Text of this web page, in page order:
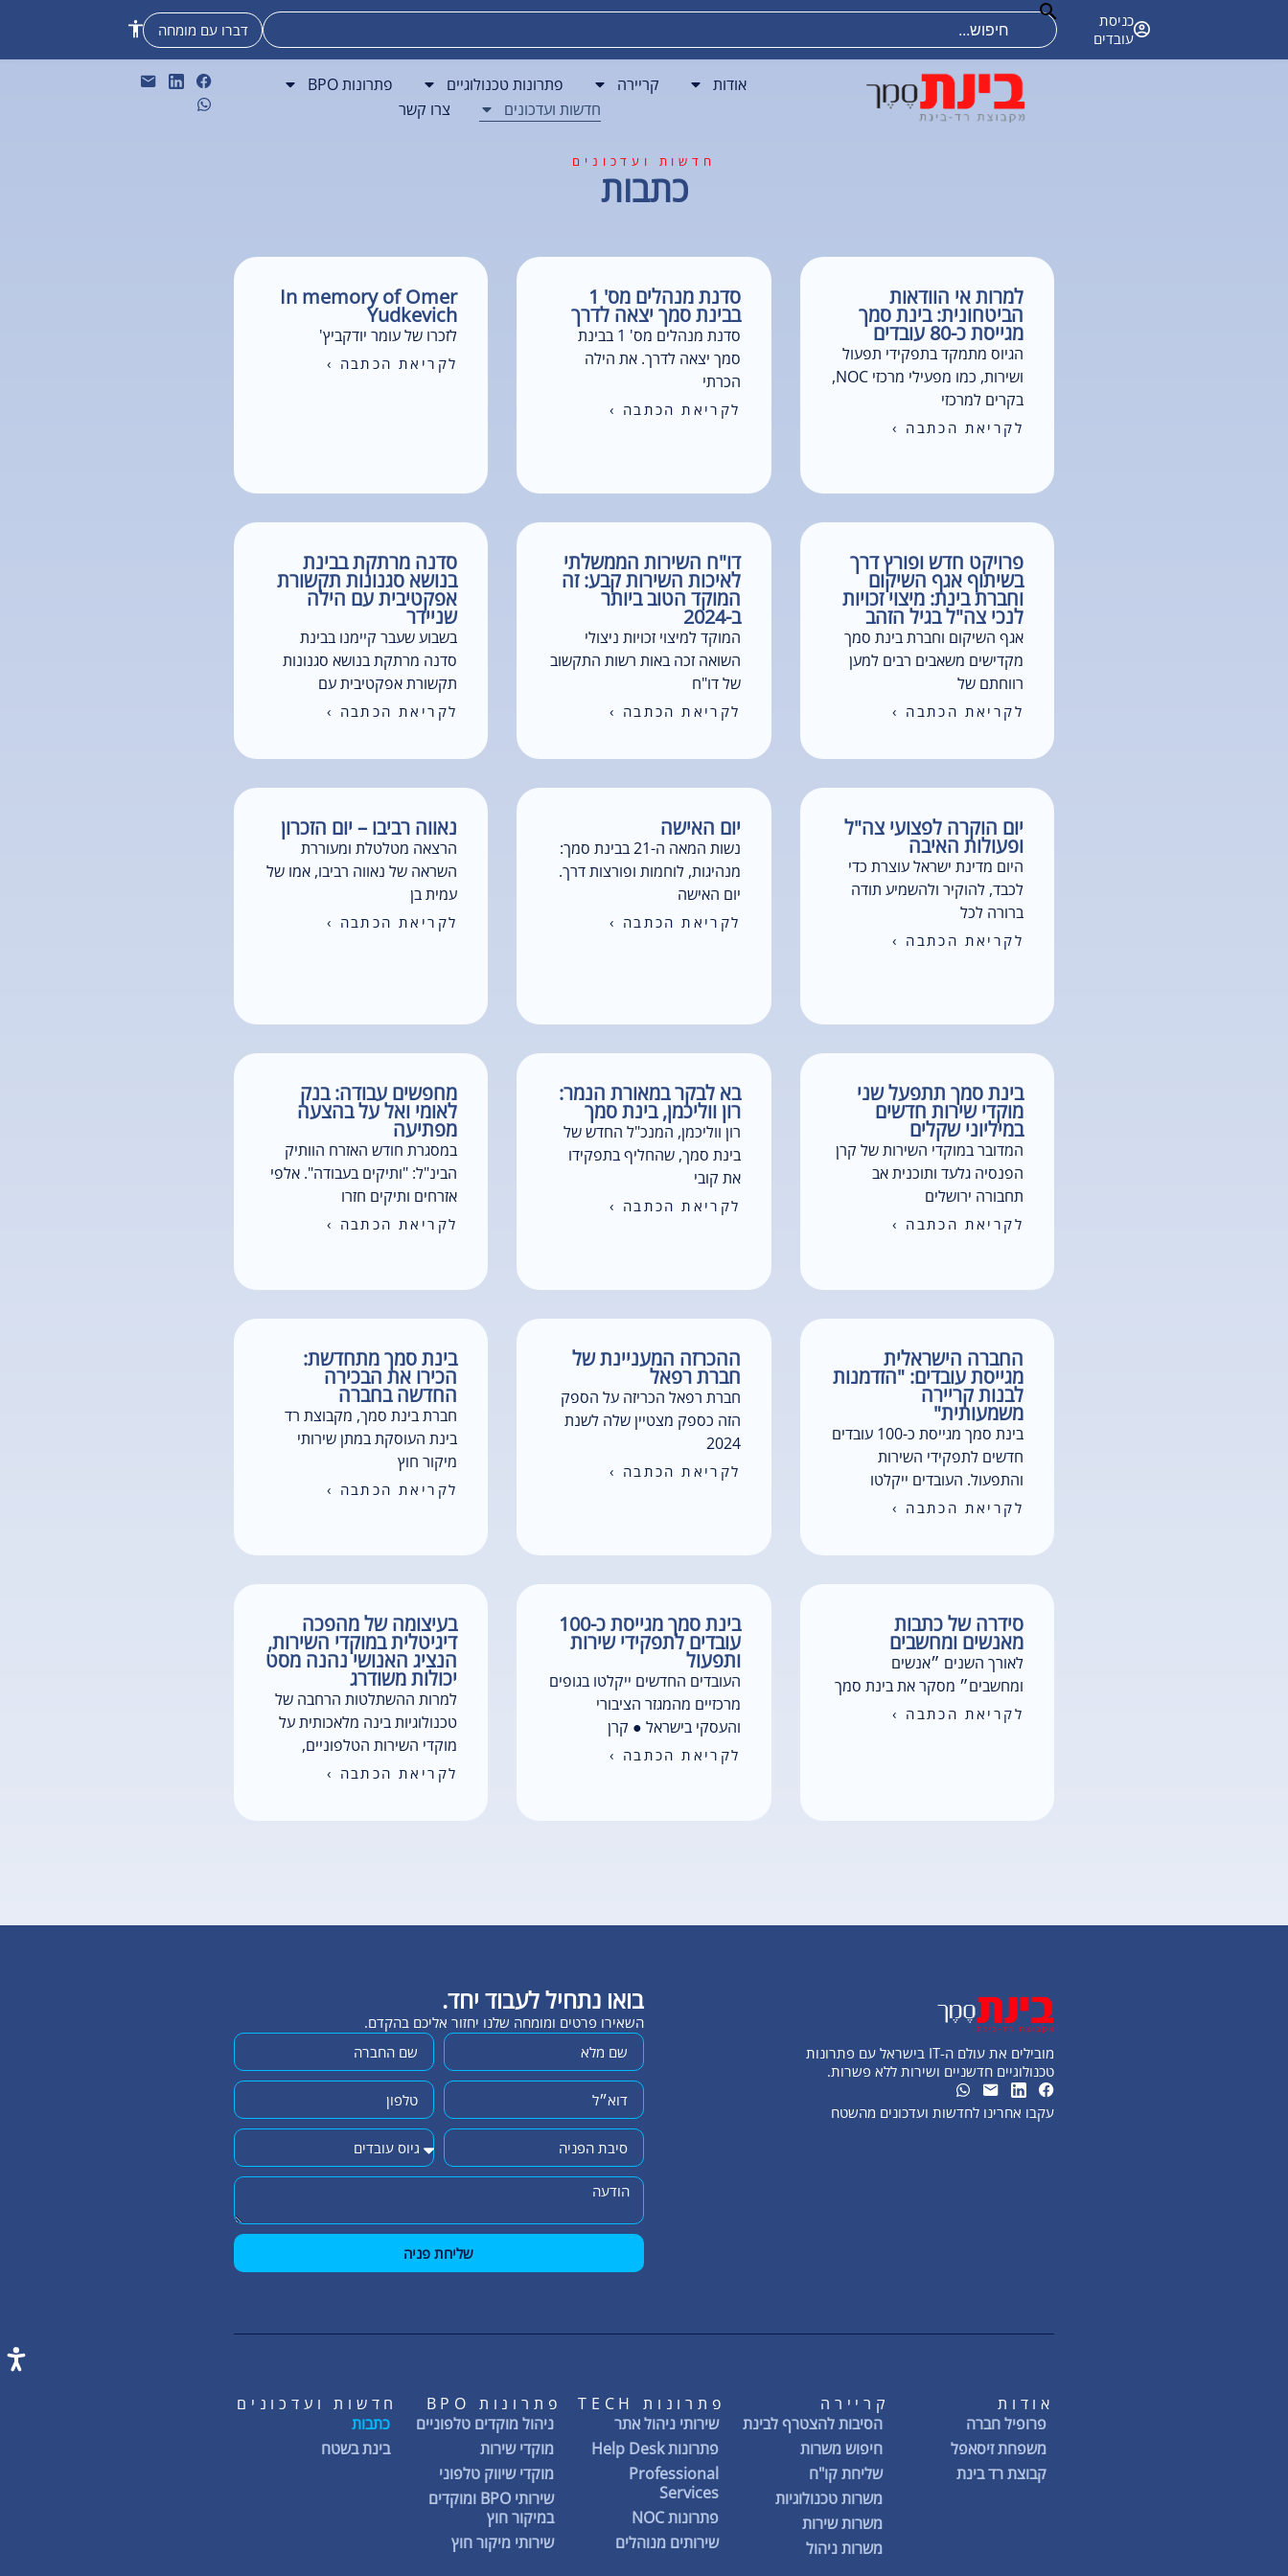
כניסת
עובדים
דברו עם מומחה
קריירה פתרונות טכנולוגיים פתרונות BPO חדשות ועדכונים צרו קשר
אודות קריירה פתרונות טכנולוגיים
פתרונות BPO
חדשות ועדכונים
צרו קשר
חדשות ועדכונים
כתבות
למרות אי הוודאות
הביטחונית: בינת סמך
מגייסת כ-80 עובדים
הגיוס מתמקד בתפקידי תפעול
ושירות, כמו מפעילי מרכזי NOC,
בקרים למרכזי
לקריאת הכתבה ›
סדנת מנהלים מס' 1
בבינת סמך יצאה לדרך
סדנת מנהלים מס' 1 בבינת
סמך יצאה לדרך. את הילה
הכרתי
לקריאת הכתבה ›
In memory of Omer
Yudkevich
לזכרו של עומר יודקביץ'
לקריאת הכתבה ›
פרויקט חדש ופורץ דרך
בשיתוף אגף השיקום
וחברת בינת: מיצוי זכויות
לנכי צה"ל בגיל הזהב
אגף השיקום וחברת בינת סמך
מקדישים משאבים רבים למען
רווחתם של
לקריאת הכתבה ›
דו"ח השירות הממשלתי
לאיכות השירות קבע: זה
המוקד הטוב ביותר
ב-2024
המוקד למיצוי זכויות ניצולי
השואה זכה באות רשות התקשוב
של דו"ח
לקריאת הכתבה ›
סדנה מרתקת בבינת
בנושא סגנונות תקשורת
אפקטיבית עם הילה
שניידר
בשבוע שעבר קיימנו בבינת
סדנה מרתקת בנושא סגנונות
תקשורת אפקטיבית עם
לקריאת הכתבה ›
יום הוקרה לפצועי צה"ל
ופעולות האיבה
היום מדינת ישראל עוצרת כדי
לכבד, להוקיר ולהשמיע תודה
ברורה לכל
לקריאת הכתבה ›
יום האישה
נשות המאה ה-21 בבינת סמך:
מנהיגות, לוחמות ופורצות דרך.
יום האישה
לקריאת הכתבה ›
נאווה רביבו – יום הזכרון
הרצאה מטלטלת ומעוררת
השראה של נאווה רביבו, אמו של
עמית בן
לקריאת הכתבה ›
בינת סמך תתפעל שני
מוקדי שירות חדשים
במיליוני שקלים
המדובר במוקדי השירות של קרן
הפנסיה גלעד ותוכנית אב
תחבורה ירושלים
לקריאת הכתבה ›
בא לבקר במאורת הנמר:
רון ווליכמן, בינת סמך
רון ווליכמן, המנכ"ל החדש של
בינת סמך, שהחליף בתפקידו
את קובי
לקריאת הכתבה ›
מחפשים עבודה: בנק
לאומי ואל על בהצעה
מפתיעה
במסגרת חודש האזרח הוותיק
הבינ"ל: "ותיקים בעבודה". אלפי
אזרחים ותיקים חזרו
לקריאת הכתבה ›
החברה הישראלית
מגייסת עובדים: "הזדמנות
לבנות קריירה
משמעותית"
בינת סמך מגייסת כ-100 עובדים
חדשים לתפקידי השירות
והתפעול. העובדים ייקלטו
לקריאת הכתבה ›
ההכרזה המעניינת של
חברת רפאל
חברת רפאל הכריזה על הספק
הזה כספק מצטיין שלה לשנת
2024
לקריאת הכתבה ›
בינת סמך מתחדשת:
הכירו את הבכירה
החדשה בחברה
חברת בינת סמך, מקבוצת רד
בינת העוסקת במתן שירותי
מיקור חוץ
לקריאת הכתבה ›
סידרה של כתבות
מאנשים ומחשבים
לאורך השנים ״אנשים
ומחשבים״ מסקר את בינת סמך
לקריאת הכתבה ›
בינת סמך מגייסת כ-100
עובדים לתפקידי שירות
ותפעול
העובדים החדשים ייקלטו בגופים
מרכזיים מהמגזר הציבורי
והעסקי בישראל ● קרן
לקריאת הכתבה ›
בעיצומה של מהפכה
דיגיטלית במוקדי השירות,
הנציג האנושי נהנה מסט
יכולות משודרג
למרות ההשתלטות הרחבה של
טכנולוגיות בינה מלאכותית על
מוקדי השירות הטלפוניים,
לקריאת הכתבה ›
מובילים את עולם ה-IT בישראל עם פתרונות
טכנולוגיים חדשניים ושירות ללא פשרות.
עקבו אחרינו לחדשות ועדכונים מהשטח
בואו נתחיל לעבוד יחד.
השאירו פרטים ומומחה שלנו יחזור אליכם בהקדם.
שליחת פניה
אודות
פרופיל חברה
משפחת זיסאפל
קבוצת רד בינת
קריירה
הסיבות להצטרף לבינת
חיפוש משרות
שליחת קו"ח
משרות טכנולוגיות
משרות שירות
משרות ניהול
פתרונות TECH
שירותי ניהול אתר
פתרונות Help Desk
Professional
Services
פתרונות NOC
שירותים מנוהלים
פתרונות BPO
ניהול מוקדים טלפוניים
מוקדי שירות
מוקדי שיווק טלפוני
שירותי BPO ומוקדים
במיקור חוץ
שירותי מיקור חוץ
חדשות ועדכונים
כתבות
בינת בשטח